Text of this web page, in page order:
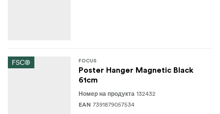
FSC® FOCUS
Poster Hanger Magnetic Black
61cm
Номер на продукта 132432
EAN 7391879057534